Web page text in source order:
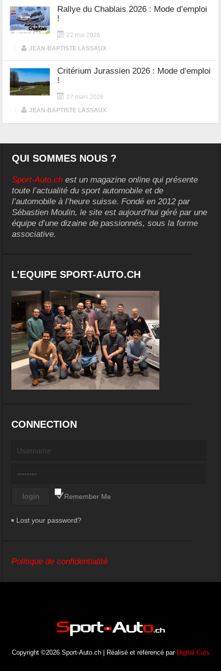
Rallye du Chablais 2026 : Mode d’emploi
!
22 mai 2026
JEAN-BAPTISTE LASSAUX
Critérium Jurassien 2026 : Mode d’emploi
!
27 mars 2026
JEAN-BAPTISTE LASSAUX
QUI SOMMES NOUS ?
Sport-Auto.ch est un magazine online qui présente
toute l’actualité du sport automobile et de
l’automobile à l’heure suisse. Fondé en 2012 par
Sébastien Moulin, le site est aujourd’hui géré par une
équipe d’une dizaine de passionnés, sous la forme
associative.
L’EQUIPE SPORT-AUTO.CH
CONNECTION
Remember Me
Lost your password?
Politique de confidentialité
Copyright ©2026 Sport-Auto.ch | Réalisé et référencé par Digital Cuts